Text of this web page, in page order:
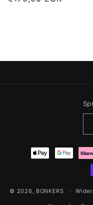
Zahlungsmethoden
© 2026, BONKERS